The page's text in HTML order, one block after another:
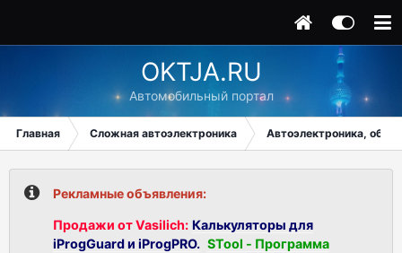
OKTJA.RU
Автомобильный портал
Главная Сложная автоэлектроника Автоэлектроника,
Рекламные объявления:
Продажи от Vasilich: Калькуляторы для
iProgGuard и iProgPRO. STool - Программа